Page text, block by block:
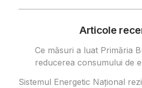
Articole
Ce măsuri a luat Primăria
reducerea consumului de
Sistemul Energetic Național